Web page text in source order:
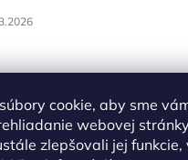
cookie, aby sme
webovej
zlepšovali jej funkcie,